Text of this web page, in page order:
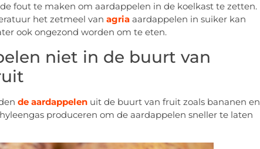
fout te maken om aardappelen in de koelkast te zetten.
het zetmeel van agriaaardappelen in suiker kan
ook ongezond worden om te eten.
niet in de buurt van
de aardappelenuit de buurt van fruit zoals bananen en
produceren om de aardappelen sneller te laten